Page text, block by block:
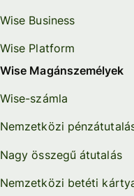
Wise Business
Wise Platform
Wise Magánszemélyek
Wise-számla
Nemzetközi
Nagy összegű átutalás
Nemzetközi betéti